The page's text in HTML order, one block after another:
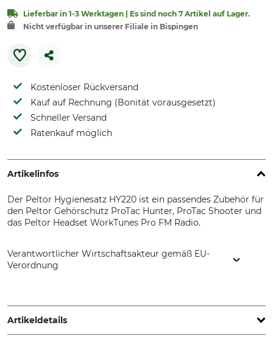
Lieferbar in 1-3 Werktagen | Es sind noch 7 Artikel auf Lager.
Nicht verfügbar in unserer Filiale in Bispingen
Kostenloser Rückversand
Kauf auf Rechnung (Bonität vorausgesetzt)
Schneller Versand
Ratenkauf möglich
Artikelinfos
Der Peltor Hygienesatz HY220 ist ein passendes Zubehör für
den Peltor Gehörschutz ProTac Hunter, ProTac Shooter und
das Peltor Headset WorkTunes Pro FM Radio.
Verantwortlicher Wirtschaftsakteur gemäß EU-
Verordnung
Germany, www.3mGermany.de
Artikeldetails